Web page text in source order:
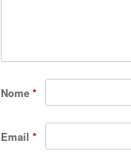
Nome *
Email *